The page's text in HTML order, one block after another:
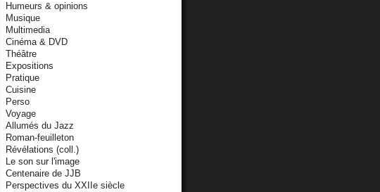
Humeurs & opinions
Musique
Multimedia
Cinéma & DVD
Théâtre
Expositions
Pratique
Cuisine
Perso
Voyage
Allumés du Jazz
Roman-feuilleton
Révélations (coll.)
Le son sur l'image
Centenaire de JJB
Perspectives du XXIIe siècle